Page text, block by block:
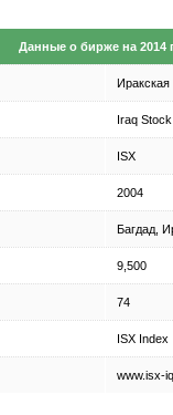
Данные о бирже на 2014
Iraq
ISX
2004
Багдад,
9,500
74
ISX Index
www.isx-